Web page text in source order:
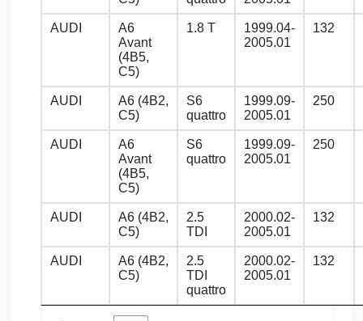
AUDI
A6
Avant
(4B5,
C5)
1.8 T
1999.04-
2005.01
132
AUDI
A6 (4B2,
C5)
S6
quattro
1999.09-
2005.01
250
AUDI
A6
Avant
(4B5,
C5)
S6
quattro
1999.09-
2005.01
250
AUDI
A6 (4B2,
C5)
2.5
TDI
2000.02-
2005.01
132
AUDI
A6 (4B2,
C5)
2.5
TDI
quattro
2000.02-
2005.01
132